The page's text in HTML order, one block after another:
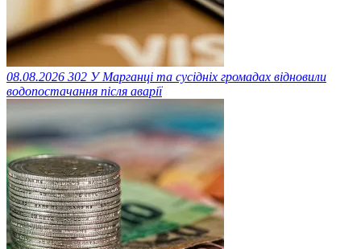
08.08.2026 302 У Марганці та сусідніх громадах відновили
водопостачання після аварії